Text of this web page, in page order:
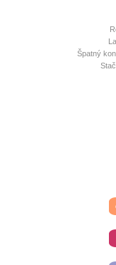
Špatný